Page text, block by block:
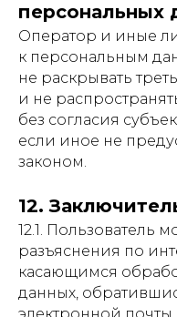
персональных
Оператор и иные
к персональным
не раскрывать
и не
без согласия
если иное не
законом.
12.
12.1. Пользователь
разъяснения по
касающимся
данных,